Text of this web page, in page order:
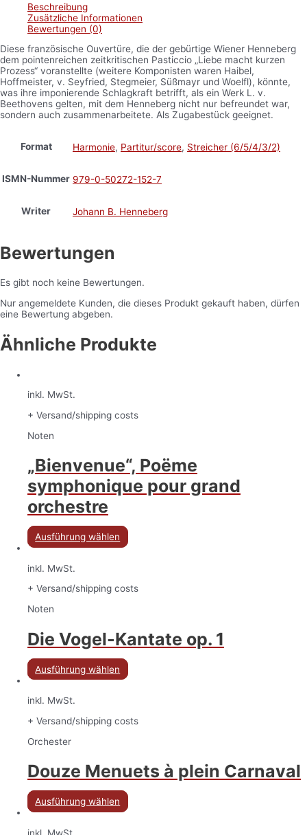
Beschreibung
Zusätzliche Informationen
Bewertungen (0)
Diese französische Ouvertüre, die der gebürtige Wiener Henneberg
dem pointenreichen zeitkritischen Pasticcio „Liebe macht kurzen
Prozess“ voranstellte (weitere Komponisten waren Haibel,
Hoffmeister, v. Seyfried, Stegmeier, Süßmayr und Woelfl), könnte,
was ihre imponierende Schlagkraft betrifft, als ein Werk L. v.
Beethovens gelten, mit dem Henneberg nicht nur befreundet war,
sondern auch zusammenarbeitete. Als Zugabestück geeignet.
Format Harmonie, Partitur/score, Streicher (6/5/4/3/2)
ISMN-Nummer 979-0-50272-152-7
Writer Johann B. Henneberg
Bewertungen
Es gibt noch keine Bewertungen.
Nur angemeldete Kunden, die dieses Produkt gekauft haben, dürfen
eine Bewertung abgeben.
Ähnliche Produkte
inkl. MwSt.
+ Versand/shipping costs
Noten
„Bienvenue“, Poëme
symphonique pour grand
orchestre
Ausführung wählen
inkl. MwSt.
+ Versand/shipping costs
Noten
Die Vogel-Kantate op. 1
Ausführung wählen
inkl. MwSt.
+ Versand/shipping costs
Orchester
Douze Menuets à plein Carnaval
Ausführung wählen
inkl. MwSt.